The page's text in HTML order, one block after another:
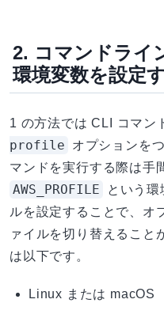
2. コマンドライ
環境変数を設定
1 の方法では CLI コマン
profile
オプションを
マンドを実行する際は手
AWS_PROFILE
という環
ルを設定することで、オ
ァイルを切り替えること
は以下です。
Linux または macOS